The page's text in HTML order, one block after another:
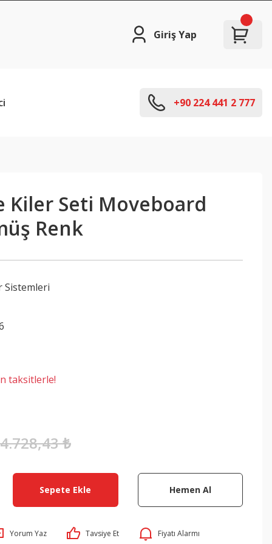
Giriş Yap
+90 224 441 2 777
Kiler Seti Moveboard
Renk
Sistemleri
taksitlerle!
₺
Sepete Ekle Hemen Al
Yorum Yaz Tavsiye Et Fiyatı Alarmı